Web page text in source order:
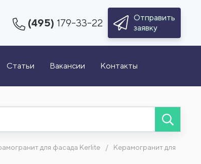
(495) 179-33-22
Отправить
заявку
Статьи Вакансии Контакты
для фасада Kerlite
Керамогранит для